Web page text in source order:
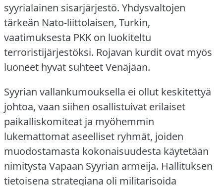
syyrialainen sisarjärjestö. Yhdysvaltojen
tärkeän Nato-liittolaisen, Turkin,
vaatimuksesta PKK on luokiteltu
terroristijärjestöksi. Rojavan kurdit ovat myös
luoneet hyvät suhteet Venäjään.
Syyrian vallankumouksella ei ollut keskitettyä
johtoa, vaan siihen osallistuivat erilaiset
paikalliskomiteat ja myöhemmin
lukemattomat aseelliset ryhmät, joiden
muodostamasta kokonaisuudesta käytetään
nimitystä Vapaan Syyrian armeija. Hallituksen
tietoisena strategiana oli militarisoida